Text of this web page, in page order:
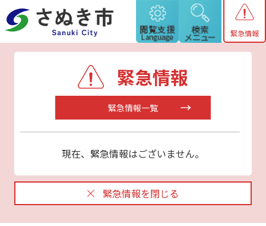
緊急情報
緊急情報
緊急情報一覧
現在、緊急情報はございません。
緊急情報を閉じる